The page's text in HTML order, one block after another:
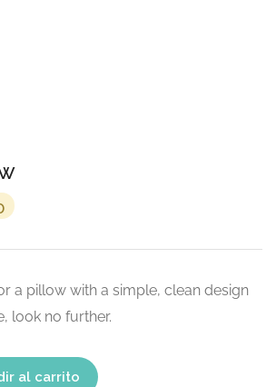
El
actual
es:
$14.00.
a pillow with a simple, clean design
look no further.
al carrito